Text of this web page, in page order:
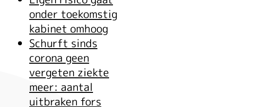
onder toekomstig
kabinet omhoog
Schurft sinds
corona geen
vergeten ziekte
meer: aantal
uitbraken fors